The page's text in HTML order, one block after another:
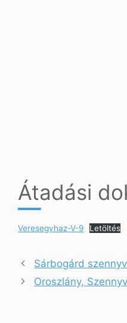
Átadási
Veresegyhaz-V-9 Letöltés
Sárbogárd
Oroszlány,